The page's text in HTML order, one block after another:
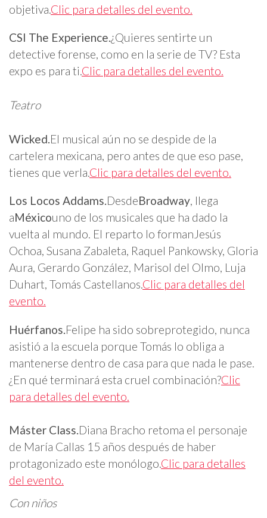
objetiva.Clic para detalles del evento.
CSI The Experience.¿Quieres sentirte un
detective forense, como en la serie de TV? Esta
expo es para ti.Clic para detalles del evento.
Teatro
Wicked.El musical aún no se despide de la
cartelera mexicana, pero antes de que eso pase,
tienes que verla.Clic para detalles del evento.
Los Locos Addams.DesdeBroadway, llega
aMéxicouno de los musicales que ha dado la
vuelta al mundo. El reparto lo formanJesús
Ochoa, Susana Zabaleta, Raquel Pankowsky, Gloria
Aura, Gerardo González, Marisol del Olmo, Luja
Duhart, Tomás Castellanos.Clic para detalles del
evento.
Huérfanos.Felipe ha sido sobreprotegido, nunca
asistió a la escuela porque Tomás lo obliga a
mantenerse dentro de casa para que nada le pase.
¿En qué terminará esta cruel combinación?Clic
para detalles del evento.
Máster Class.Diana Bracho retoma el personaje
de María Callas 15 años después de haber
protagonizado este monólogo.Clic para detalles
del evento.
Con niños